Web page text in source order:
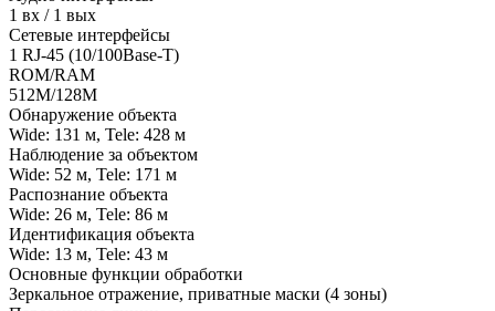
1 вх / 1 вых
Сетевые интерфейсы
1 RJ-45 (10/100Base-T)
ROM/RAM
512M/128M
Обнаружение объекта
Wide: 131 м, Tele: 428 м
Наблюдение за объектом
Wide: 52 м, Tele: 171 м
Распознание объекта
Wide: 26 м, Tele: 86 м
Идентификация объекта
Wide: 13 м, Tele: 43 м
Основные функции обработки
Зеркальное отражение, приватные маски (4 зоны)